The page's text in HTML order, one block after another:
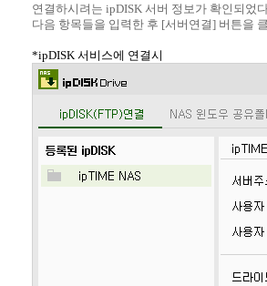
연결하시려는 ipDISK 서버 정보가 확인되었
다음 항목들을 입력한 후 [서버연결] 버튼을
*ipDISK 서비스에 연결시